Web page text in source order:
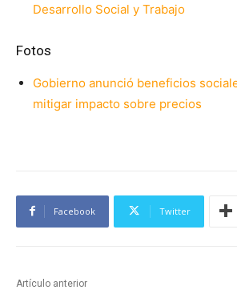
Desarrollo Social y Trabajo
Fotos
Gobierno anunció beneficios
mitigar impacto sobre precios
Facebook Twitter
Artículo anterior